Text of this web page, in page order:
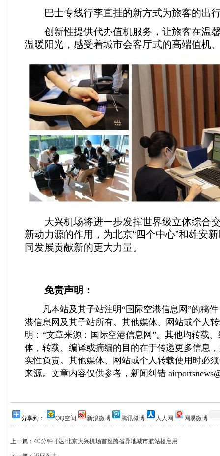
巴士专线行李直挂的新方式为旅客的出
创新性提供代办值机服务，让旅客在温
温暖阳光，感受着城市会客厅式的高端值机
大兴机场将进一步发挥世界级立体综合
新动力源的作用，为北京“四个中心”和雄安
同发展贡献新的更大力量。
免责声明：
凡本站及其子站注明“国际空港信息网”的稿件
港信息网及其子站所有。其他媒体、网站或个人
明：“文章来源：国际空港信息网”。其他均转载
体，转载、编译或摘编的目的在于传递更多信息
实性负责。其他媒体、网站或个人转载使用时必
来源。文章内容仅供参考，新闻纠错
分享到： QQ空间 新浪微博 腾讯微博 人人网 网易微博
上一篇： 40分钟可达!北京大兴机场首座跨省异地城市航站楼启用